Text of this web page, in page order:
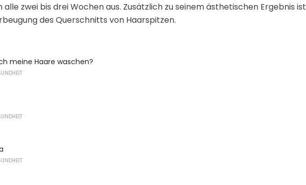
alle zwei bis drei Wochen aus. Zusätzlich zu seinem ästhetischen Ergebnis ist
des Querschnitts von Haarspitzen.
meine Haare waschen?